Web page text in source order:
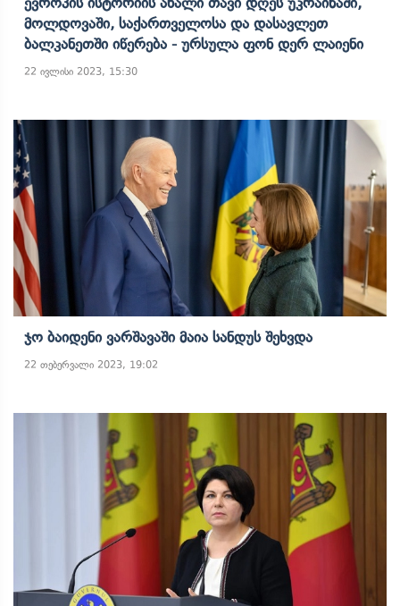
Მოლდოვაში, Საქართველოსა Და Დასავლეთ
Ბალკანეთში Იწერება - Ურსულა Ფონ Დერ Ლაიენი
22 ივლისი 2023, 15:30
Ჯო Ბაიდენი Ვარშავაში Მაია Სანდუს Შეხვდა
22 თებერვალი 2023, 19:02